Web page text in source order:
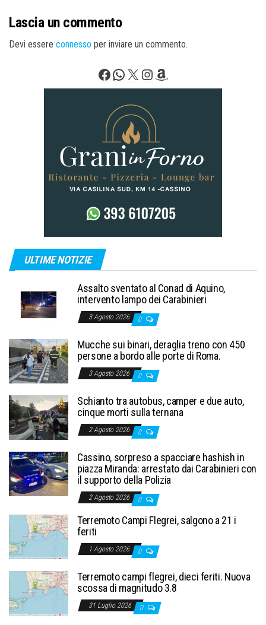
Lascia un commento
Devi essere connesso per inviare un commento.
Facebook
WhatsApp
X Instagram
Amazon
ULTIME NOTIZIE
Assalto sventato al Conad di Aquino,
intervento lampo dei Carabinieri
3 Agosto 2026 0
Mucche sui binari, deraglia treno con 450
persone a bordo alle porte di Roma.
3 Agosto 2026 0
Schianto tra autobus, camper e due auto,
cinque morti sulla ternana
2 Agosto 2026 0
Cassino, sorpreso a spacciare hashish in
piazza Miranda: arrestato dai Carabinieri con
il supporto della Polizia
2 Agosto 2026 0
Terremoto Campi Flegrei, salgono a 21 i
feriti
1 Agosto 2026 0
Terremoto campi flegrei, dieci feriti. Nuova
scossa di magnitudo 3.8
31 Luglio 2026 0